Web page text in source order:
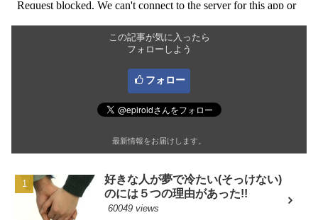
この記事が気に入ったら
フォローしよう
フォロー
最新情報をお届けします。
好きな人が夢で冷たい(そっけない)
のには５つの理由があった!!
60049 views